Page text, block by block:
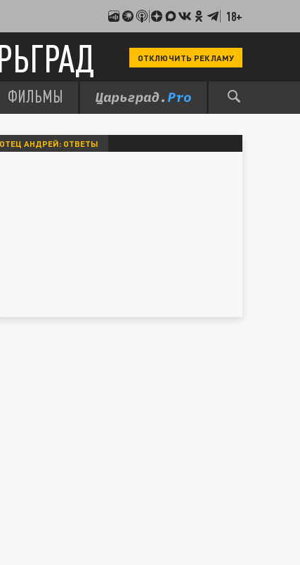
18+
ОТКЛЮЧИТЬ РЕКЛАМУ
ФИЛЬМЫ
ОТЕЦ АНДРЕЙ: ОТВЕТЫ